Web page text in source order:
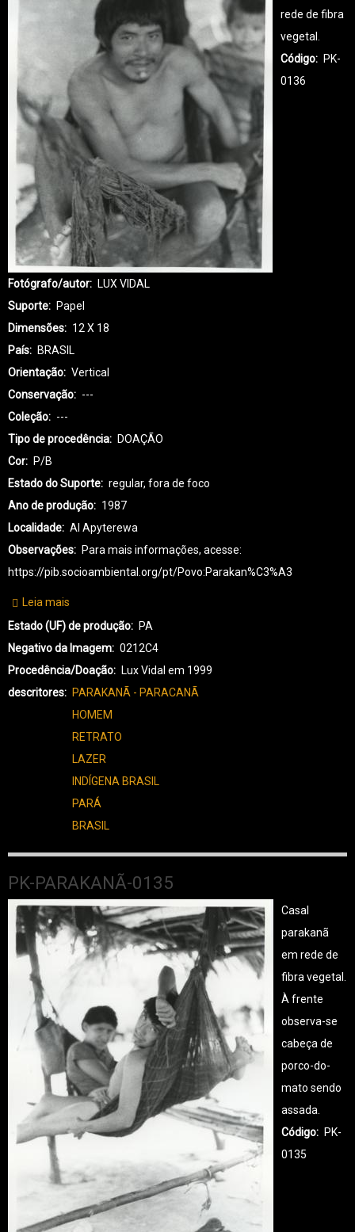
rede de fibra
vegetal.
Código
PK-
0136
Fotógrafo/autor
LUX VIDAL
Suporte
Papel
Dimensões
12 X 18
País
BRASIL
Orientação
Vertical
Conservação
---
Coleção
---
Tipo de procedência
DOAÇÃO
Cor
P/B
Estado do Suporte
regular, fora de foco
Ano de produção
1987
Localidade
AI Apyterewa
Observações
Para mais informações, acesse:
https://pib.socioambiental.org/pt/Povo:Parakan%C3%A3
Leia mais
PK-
PARAKANÃ-0136
Estado (UF) de produção
PA
Negativo da Imagem
0212C4
Procedência/Doação
Lux Vidal em 1999
descritores
PARAKANÃ - PARACANÃ
HOMEM
RETRATO
LAZER
INDÍGENA BRASIL
PARÁ
BRASIL
PK-PARAKANÃ-0135
Casal
parakanã
em rede de
fibra vegetal.
À frente
observa-se
cabeça de
porco-do-
mato sendo
assada.
Código
PK-
0135